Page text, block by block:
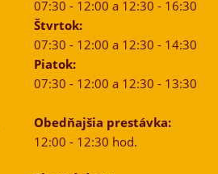
07:30 - 12:00 a 12:30 - 16:30
Štvrtok:
07:30 - 12:00 a 12:30 - 14:30
Piatok:
07:30 - 12:00 a 12:30 - 13:30
Obedňajšia prestávka:
12:00 - 12:30 hod.